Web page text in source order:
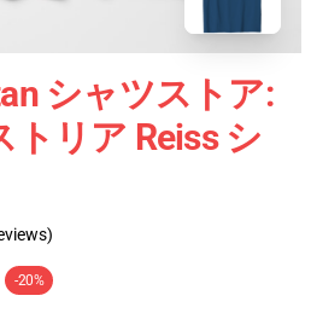
シャツストア:
トリア Reiss シ
-20%